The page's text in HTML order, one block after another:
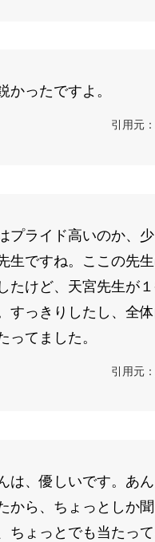
かったですよ。
引用元：
プライド高いのか、
生ですね。ここの先
たけど、天宮先生が
すっきりしたし、全
ってました。
引用元：
は、優しいです。あ
から、ちょっとしか
ちょっとでも当たっ